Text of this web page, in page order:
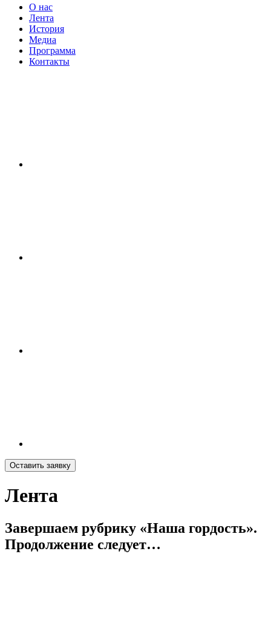
О нас
Лента
История
Медиа
Программа
Контакты
Оставить заявку
Лента
Завершаем рубрику «Наша гордость».
Продолжение следует…